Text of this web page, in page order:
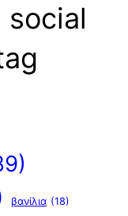
social
βανίλια (18)